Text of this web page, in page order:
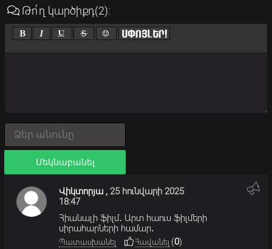
Թո՛ղ կարծիքդ(2):
Մեկնաբանել
Վիկտորյա , 25 հունվարի 2025
18:47
Պատասխանել Հավանել (0)
Հիանալի ֆիլմ․ Արտ հաուս ֆիլմերի
սիրահարների համար․